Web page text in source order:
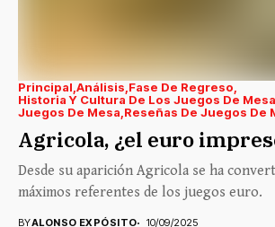
Principal Análisis Fase De Regreso
Historia Y Cultura De Los Juegos De Mesa
Juegos De Mesa Reseñas De Juegos De
Agricola, ¿el euro
Desde su aparición Agricola se ha
máximos referentes de los juegos euro.
BYALONSO EXPÓSITO 10/09/2025